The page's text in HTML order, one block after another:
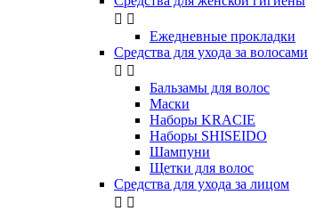
 
Ежедневные прокладки
Средства для ухода за волосами
 
Бальзамы для волос
Маски
Наборы KRACIE
Наборы SHISEIDO
Шампуни
Щетки для волос
Средства для ухода за лицом
 